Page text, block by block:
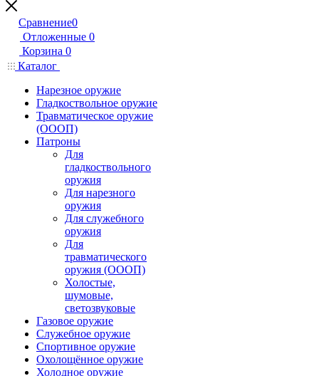
Сравнение0
Отложенные 0
Корзина 0
Каталог
Нарезное оружие
Гладкоствольное оружие
Травматическое оружие
(ОООП)
Патроны
Для
гладкоствольного
оружия
Для нарезного
оружия
Для служебного
оружия
Для
травматического
оружия (ОООП)
Холостые,
шумовые,
светозвуковые
Газовое оружие
Служебное оружие
Спортивное оружие
Охолощённое оружие
Холодное оружие